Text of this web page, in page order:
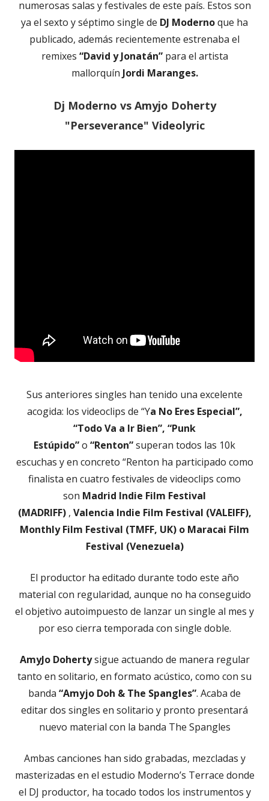
numerosas salas y festivales de este país. Estos son
ya el sexto y séptimo single de DJ Modernoque ha
publicado, además recientemente estrenaba el
remixes “David y Jonatán” para el artista
mallorquín Jordi Maranges.
Dj Moderno vs Amyjo Doherty
"Perseverance" Videolyric
Sus anteriores singles han tenido una excelente
acogida: los videoclips de “Ya No Eres Especial”,
“Todo Va a Ir Bien”, “Punk
Estúpido”o “Renton”superan todos las 10k
escuchas y en concreto “Renton ha participado como
finalista en cuatro festivales de videoclips como
son Madrid Indie Film Festival
(MADRIFF), Valencia Indie Film Festival (VALEIFF),
Monthly Film Festival (TMFF, UK) o Maracai Film
Festival (Venezuela)
El productor ha editado durante todo este año
material con regularidad, aunque no ha conseguido
el objetivo autoimpuesto de lanzar un single al mes y
por eso cierra temporada con single doble.
AmyJo Dohertysigue actuando de manera regular
tanto en solitario, en formato acústico, como con su
banda “Amyjo Doh & The Spangles”. Acaba de
editar dos singles en solitario y pronto presentará
nuevo material con la banda The Spangles
Ambas canciones han sido grabadas, mezcladas y
masterizadas en el estudio Moderno’s Terrace donde
el DJ productor, ha tocado todos los instrumentos y